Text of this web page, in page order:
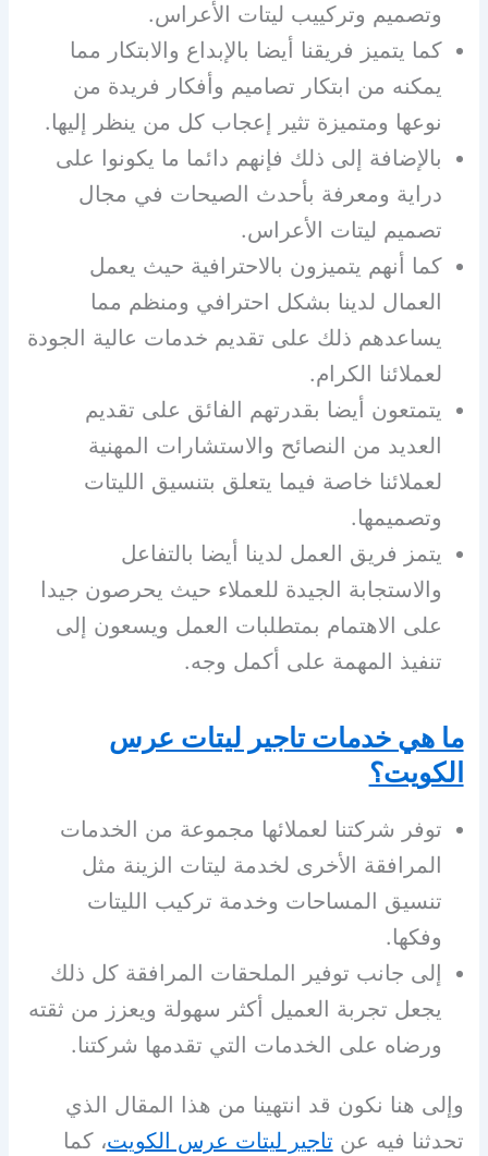
وتصميم وتركييب ليتات الأعراس.
كما يتميز فريقنا أيضا بالإبداع والابتكار مما
يمكنه من ابتكار تصاميم وأفكار فريدة من
نوعها ومتميزة تثير إعجاب كل من ينظر إليها.
بالإضافة إلى ذلك فإنهم دائما ما يكونوا على
دراية ومعرفة بأحدث الصيحات في مجال
تصميم ليتات الأعراس.
كما أنهم يتميزون بالاحترافية حيث يعمل
العمال لدينا بشكل احترافي ومنظم مما
يساعدهم ذلك على تقديم خدمات عالية الجودة
لعملائنا الكرام.
يتمتعون أيضا بقدرتهم الفائق على تقديم
العديد من النصائح والاستشارات المهنية
لعملائنا خاصة فيما يتعلق بتنسيق الليتات
وتصميمها.
يتمز فريق العمل لدينا أيضا بالتفاعل
والاستجابة الجيدة للعملاء حيث يحرصون جيدا
على الاهتمام بمتطلبات العمل ويسعون إلى
تنفيذ المهمة على أكمل وجه.
ما هي خدمات تاجير ليتات عرس
الكويت؟
توفر شركتنا لعملائها مجموعة من الخدمات
المرافقة الأخرى لخدمة ليتات الزينة مثل
تنسيق المساحات وخدمة تركيب الليتات
وفكها.
إلى جانب توفير الملحقات المرافقة كل ذلك
يجعل تجربة العميل أكثر سهولة ويعزز من ثقته
ورضاه على الخدمات التي تقدمها شركتنا.
وإلى هنا نكون قد انتهينا من هذا المقال الذي
تحدثنا فيه عن تاجير ليتات عرس الكويت، كما